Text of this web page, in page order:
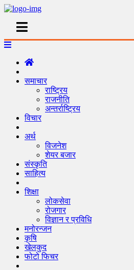
समाचार
राष्ट्रिय
राजनीति
अन्तर्राष्ट्रिय
विचार
अर्थ
विजनेश
शेयर बजार
संस्कृति
साहित्य
शिक्षा
लोकसेवा
रोजगार
विज्ञान र प्रविधि
मनोरन्जन
कृषि
खेलकुद
फोटो फिचर